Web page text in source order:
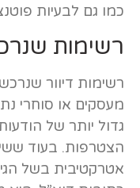
כמו גם לבעיות
רשימות
רשימות דיוור
מעסקים או סוחרי
גדול יותר של
הצטרפות. בעוד
אטרקטיבית בשל